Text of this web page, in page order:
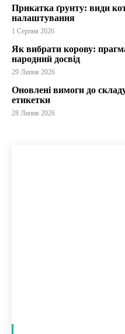
Прикатка ґрунту: види
налаштування
1 Серпня 2026
Як вибрати корову:
народний досвід
29 Липня 2026
Оновлені вимоги до
етикетки
28 Липня 2026